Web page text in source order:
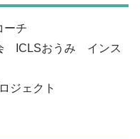
ーチ
ICLSおうみ インス
ジェクト